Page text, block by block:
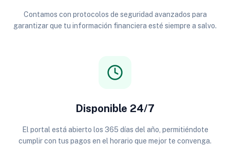
Contamos con protocolos de seguridad avanzados para
garantizar que tu información financiera esté siempre a salvo.
Disponible 24/7
El portal está abierto los 365 días del año, permitiéndote
cumplir con tus pagos en el horario que mejor te convenga.